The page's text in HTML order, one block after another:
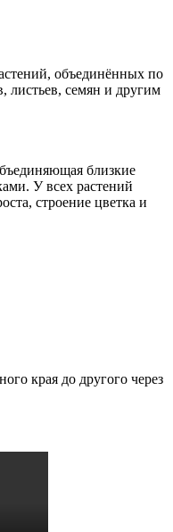
объединённых по
листьев, семян и другим
близкие
У всех растений
строение цветка и
края до другого через